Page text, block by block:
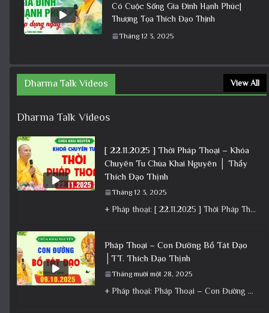
Có Cuộc Sống Gia Đình Hạnh Phúc|
Thượng Tọa Thích Đạo Thịnh
Tháng 12 3, 2025
Dharma Talk Videos View All
Dharma Talk Videos
[ 22.11.2025 ] Thời Pháp Thoại – Khóa
Chuyên Tu Chùa Khai Nguyên │ Thầy
Thích Đạo Thịnh
Tháng 12 3, 2025
+ Pháp thoại: [ 22.11.2025 ] Thời Pháp Thoại – Khóa Chuyên Tu Chùa Khai Nguyên │ Thầy Thích Đạo
Pháp Thoại – Con Đường Bồ Tát Đạo
│TT. Thích Đạo Thịnh
Tháng mười một 28, 2025
+ Pháp thoại: Pháp Thoại – Con Đường Bồ Tát Đạo │TT. Thích Đạo Thịnh + Album: Pháp Thoại +